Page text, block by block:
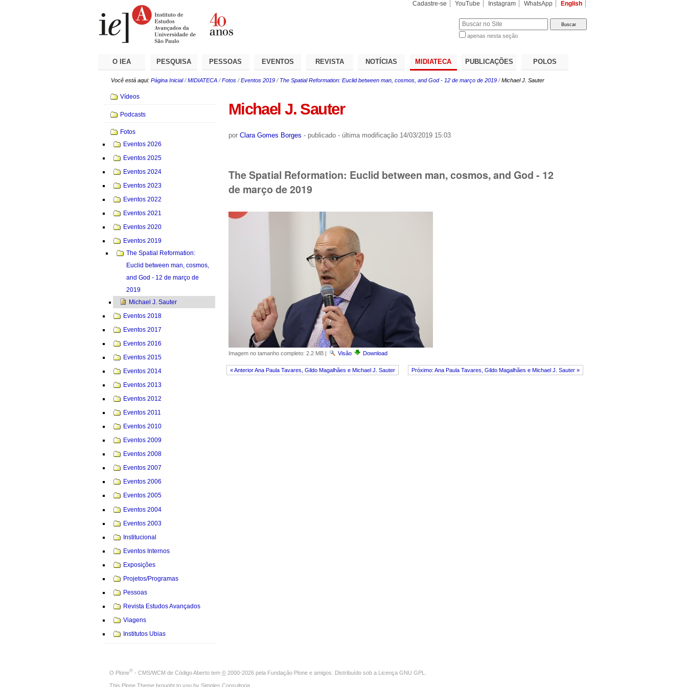
Cadastre-se YouTube Instagram WhatsApp English
apenas nesta seção
O IEA PESQUISA PESSOAS EVENTOS REVISTA NOTÍCIAS MIDIATECA PUBLICAÇÕES POLOS
Você está aqui: Página Inicial /MIDIATECA /Fotos /Eventos 2019 / The Spatial Reformation: Euclid between man, cosmos, and God - 12 de março de 2019 /Michael J. Sauter
Michael J. Sauter
por Clara Gomes Borges - publicado - última modificação14/03/2019 15:03
The Spatial Reformation: Euclid between man, cosmos, and God - 12
de março de 2019
Imagem no tamanho completo: 2.2 MB| Visão Download
« Anterior Ana Paula Tavares, Gildo Magalhães e Michael J. Sauter Próximo: Ana Paula Tavares, Gildo Magalhães e Michael J. Sauter »
Navegação
Vídeos
Podcasts
Fotos
Eventos 2026
Eventos 2025
Eventos 2024
Eventos 2023
Eventos 2022
Eventos 2021
Eventos 2020
Eventos 2019
The Spatial Reformation:
Euclid between man, cosmos,
and God - 12 de março de
2019
Michael J. Sauter
Eventos 2018
Eventos 2017
Eventos 2016
Eventos 2015
Eventos 2014
Eventos 2013
Eventos 2012
Eventos 2011
Eventos 2010
Eventos 2009
Eventos 2008
Eventos 2007
Eventos 2006
Eventos 2005
Eventos 2004
Eventos 2003
Institucional
Eventos Internos
Exposições
Projetos/Programas
Pessoas
Revista Estudos Avançados
Viagens
Institutos Ubias
O Plone® - CMS/WCM de Código Aberto tem © 2000-2026 pela Fundação Plone e amigos. Distribuído sob a Licença GNU GPL
This Plone Theme brought to you by Simples Consultoria